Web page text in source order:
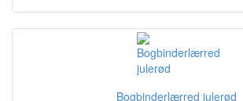
Bogbinderlærred julerød